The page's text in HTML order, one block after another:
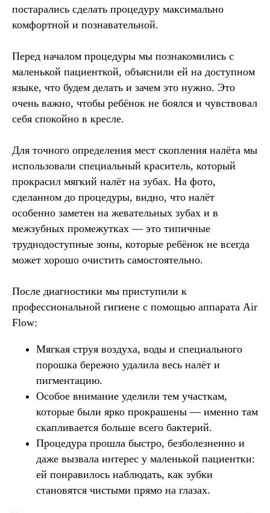
постарались сделать процедуру максимально
комфортной и познавательной.
Перед началом процедуры мы познакомились с
маленькой пациенткой, объяснили ей на доступном
языке, что будем делать и зачем это нужно. Это
очень важно, чтобы ребёнок не боялся и чувствовал
себя спокойно в кресле.
Для точного определения мест скопления налёта мы
использовали специальный краситель, который
прокрасил мягкий налёт на зубах. На фото,
сделанном до процедуры, видно, что налёт
особенно заметен на жевательных зубах и в
межзубных промежутках — это типичные
труднодоступные зоны, которые ребёнок не всегда
может хорошо очистить самостоятельно.
После диагностики мы приступили к
профессиональной гигиене с помощью аппарата Air
Flow:
Мягкая струя воздуха, воды и специального
порошка бережно удалила весь налёт и
пигментацию.
Особое внимание уделили тем участкам,
которые были ярко прокрашены — именно там
скапливается больше всего бактерий.
Процедура прошла быстро, безболезненно и
даже вызвала интерес у маленькой пациентки:
ей понравилось наблюдать, как зубки
становятся чистыми прямо на глазах.